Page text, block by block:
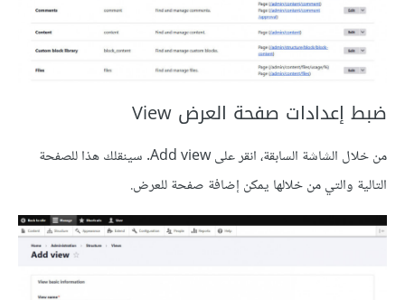
ضبط إعدادات صفحة العرض View
من خلال الشاشة السابقة، انقر على Add view. سينقلك هذا للصفحة
التالية والتي من خلالها يمكن إضافة صفحة للعرض.